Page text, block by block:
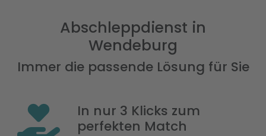
Abschleppdienst in
Wendeburg
Immer die passende Lösung für Sie
In nur 3 Klicks zum
perfekten Match